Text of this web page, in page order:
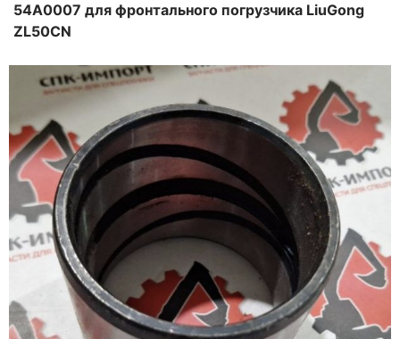
54A0007 для фронтального погрузчика LiuGong
ZL50CN